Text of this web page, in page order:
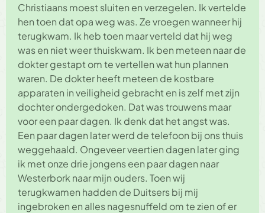
Christiaans moest sluiten en verzegelen. Ik vertelde
hen toen dat opa weg was. Ze vroegen wanneer hij
terugkwam. Ik heb toen maar verteld dat hij weg
was en niet weer thuiskwam. Ik ben meteen naar de
dokter gestapt om te vertellen wat hun plannen
waren. De dokter heeft meteen de kostbare
apparaten in veiligheid gebracht en is zelf met zijn
dochter ondergedoken. Dat was trouwens maar
voor een paar dagen. Ik denk dat het angst was.
Een paar dagen later werd de telefoon bij ons thuis
weggehaald. Ongeveer veertien dagen later ging
ik met onze drie jongens een paar dagen naar
Westerbork naar mijn ouders. Toen wij
terugkwamen hadden de Duitsers bij mij
ingebroken en alles nagesnuffeld om te zien of er